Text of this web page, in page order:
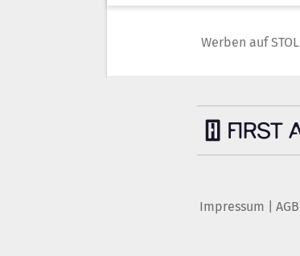
Werben auf STOL
Impressum AGB